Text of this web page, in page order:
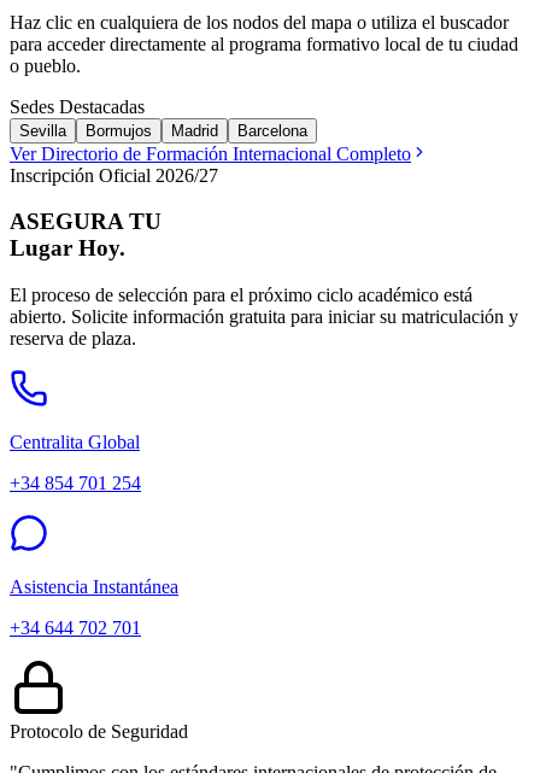
Haz clic en cualquiera de los nodos del mapa o utiliza el buscador
para acceder directamente al programa formativo local de tu ciudad
o pueblo.
Sedes Destacadas
Sevilla Bormujos Madrid Barcelona
Ver Directorio de Formación Internacional Completo
Inscripción Oficial 2026/27
ASEGURA TU
Lugar Hoy.
El proceso de selección para el próximo ciclo académico está
abierto. Solicite información gratuita para iniciar su matriculación y
reserva de plaza.
Centralita Global
+34 854 701 254
Asistencia Instantánea
+34 644 702 701
Protocolo de Seguridad